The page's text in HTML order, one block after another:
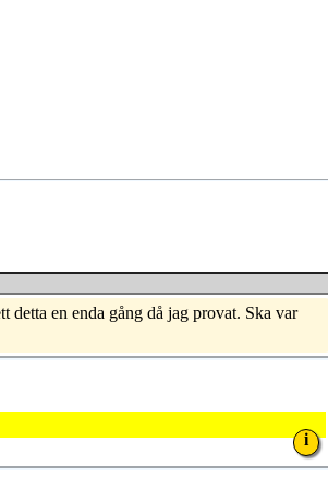
en enda gång då jag provat. Ska var
i